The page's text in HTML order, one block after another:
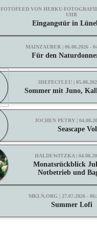
FOTOFEED VON HERKU-
UHR
Eingangstür in
MAINZAUBER | 06.08.2026 -
Für den
3HEFECIT.EU |
Sommer mit Juno,
JOCHEN PETRY |
Seascape
HALDEWITZKA |
Monatsrückblick
Notbetrieb und
MKLN.ORG | 27.07.2026 -
Summer Lofi